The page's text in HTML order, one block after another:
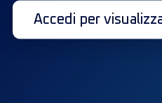
Accedi per